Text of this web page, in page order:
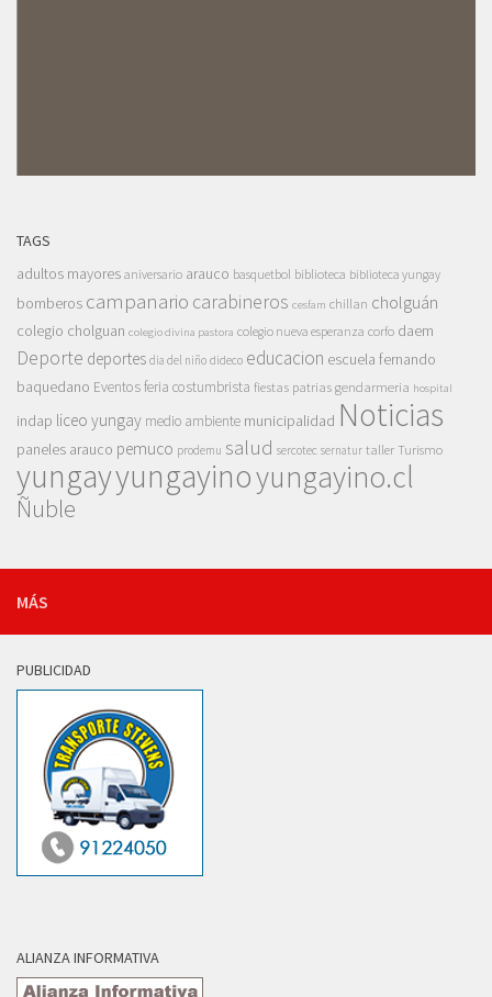
TAGS
adultos mayores aniversario arauco basquetbol biblioteca biblioteca yungay
bomberos campanario carabineros cesfam chillan cholguán
colegio cholguan colegio divina pastora colegio nueva esperanza corfo daem
Deporte deportes dia del niño dideco educacion escuela fernando
baquedano Eventosferia costumbrista fiestas patrias gendarmeria hospital
indap liceo yungay medio ambiente municipalidad Noticias
paneles arauco pemuco prodemu salud sercotec sernatur taller Turismo
yungayyungayinoyungayino.cl
Ñuble
MÁS
PUBLICIDAD
ALIANZA INFORMATIVA